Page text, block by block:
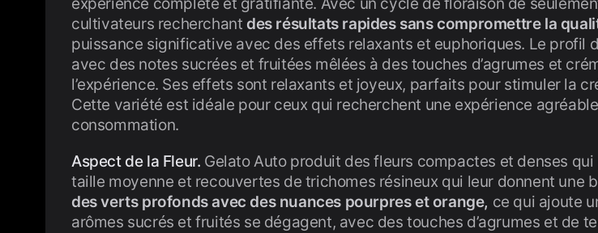
expérience complète et gratifiante. Avec un cycle de floraison de
cultivateurs recherchant des résultats rapides sans compromettre la
puissance significative avec des effets relaxants et euphoriques. Le profil
avec des notes sucrées et fruitées mêlées à des touches d’agrumes et
l’expérience. Ses effets sont relaxants et joyeux, parfaits pour stimuler la
Cette variété est idéale pour ceux qui recherchent une expérience
consommation.
Aspect de la Fleur. Gelato Auto produit des fleurs compactes et denses
taille moyenne et recouvertes de trichomes résineux qui leur donnent une
des verts profonds avec des nuances pourpres et orange, ce qui ajoute
arômes sucrés et fruités se dégagent, avec des touches d’agrumes et de